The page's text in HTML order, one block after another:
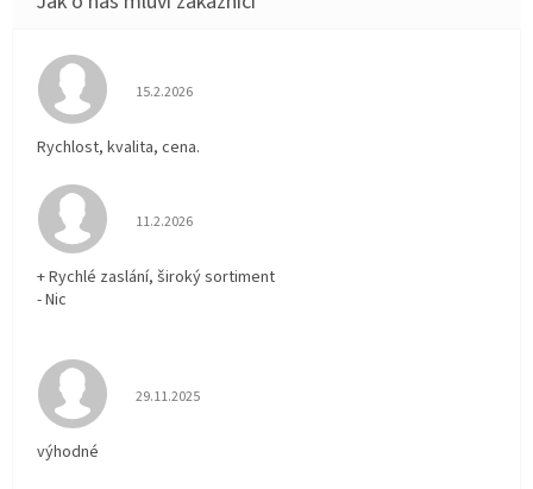
Hodnocení obchodu je 5 z 5 hvězdiček.
15.2.2026
Rychlost, kvalita, cena.
Hodnocení obchodu je 5 z 5 hvězdiček.
11.2.2026
+ Rychlé zaslání, široký sortiment
- Nic
Hodnocení obchodu je 5 z 5 hvězdiček.
29.11.2025
výhodné